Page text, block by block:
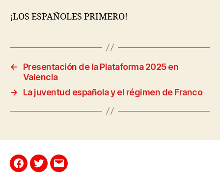
¡LOS ESPAÑOLES PRIMERO!
←
Presentación de la Plataforma 2025 en
Valencia
→
La juventud española y el régimen de Franco